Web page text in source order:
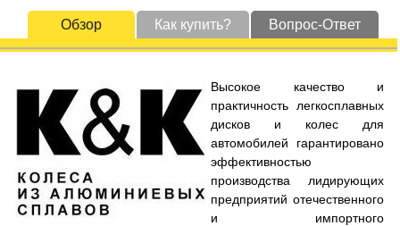
Обзор Как купить? Вопрос-Ответ
Высокое качество и
практичность легкосплавных
дисков и колес для
автомобилей гарантировано
эффективностью
производства лидирующих
предприятий отечественного
и импортного